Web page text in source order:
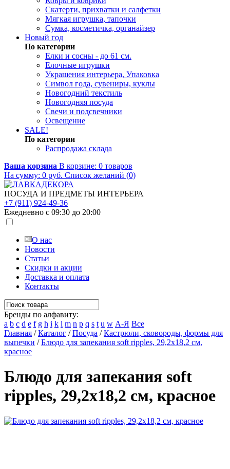
Скатерти, прихватки и салфетки
Мягкая игрушка, тапочки
Сумка, косметичка, органайзер
Новый год
По категории
Елки и сосны - до 61 см.
Елочные игрушки
Украшения интерьера, Упаковка
Символ года, сувениры, куклы
Новогодний текстиль
Новогодняя посуда
Свечи и подсвечники
Освещение
SALE!
По категории
Распродажа склада
Ваша корзина В корзине: 0 товаров
На сумму: 0 руб. Список желаний (0)
ПОСУДА И ПРЕДМЕТЫ ИНТЕРЬЕРА
+7 (911) 924-49-36
Ежедневно с 09:30 до 20:00
О нас
Новости
Статьи
Скидки и акции
Доставка и оплата
Контакты
Бренды по алфавиту:
a b c d e f g h i k l m n p q s t u w А-Я Все
Главная /Каталог /Посуда /Кастрюли, сковороды, формы для
выпечки /Блюдо для запекания soft ripples, 29,2х18,2 см,
красное
Блюдо для запекания soft
ripples, 29,2х18,2 см, красное